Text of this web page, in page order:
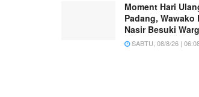
Moment Hari
Padang,
Nasir Besuki
SABTU, 08/8/26 |